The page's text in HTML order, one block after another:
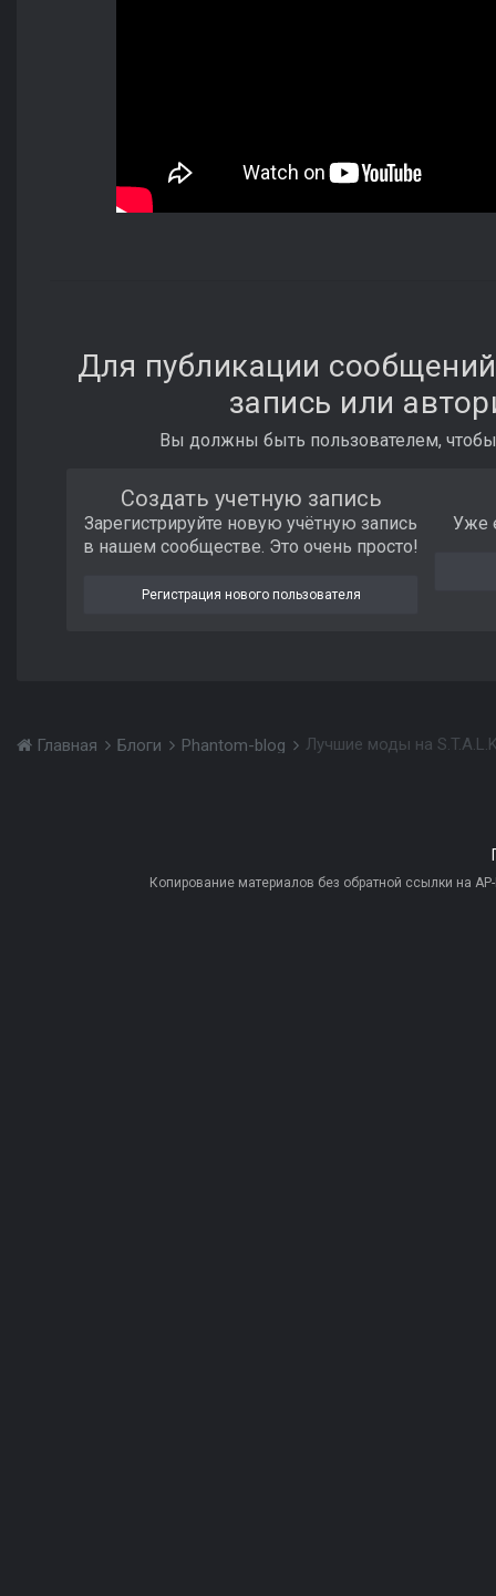
Для публикации
запись или
Вы должны быть пользователем,
Создать учетную запись
Зарегистрируйте новую учётную запись
в нашем сообществе. Это очень просто!
Регистрация нового пользователя
Уже
Главная Блоги Phantom-blog Лучшие моды на
Копирование материалов без обратной ссылки на